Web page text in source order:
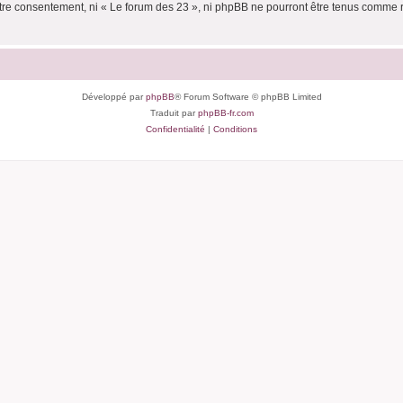
consentement, ni « Le forum des 23 », ni phpBB ne pourront être tenus
Développé parphpBB® Forum Software © phpBB Limited
Traduit parphpBB-fr.com
Confidentialité | Conditions